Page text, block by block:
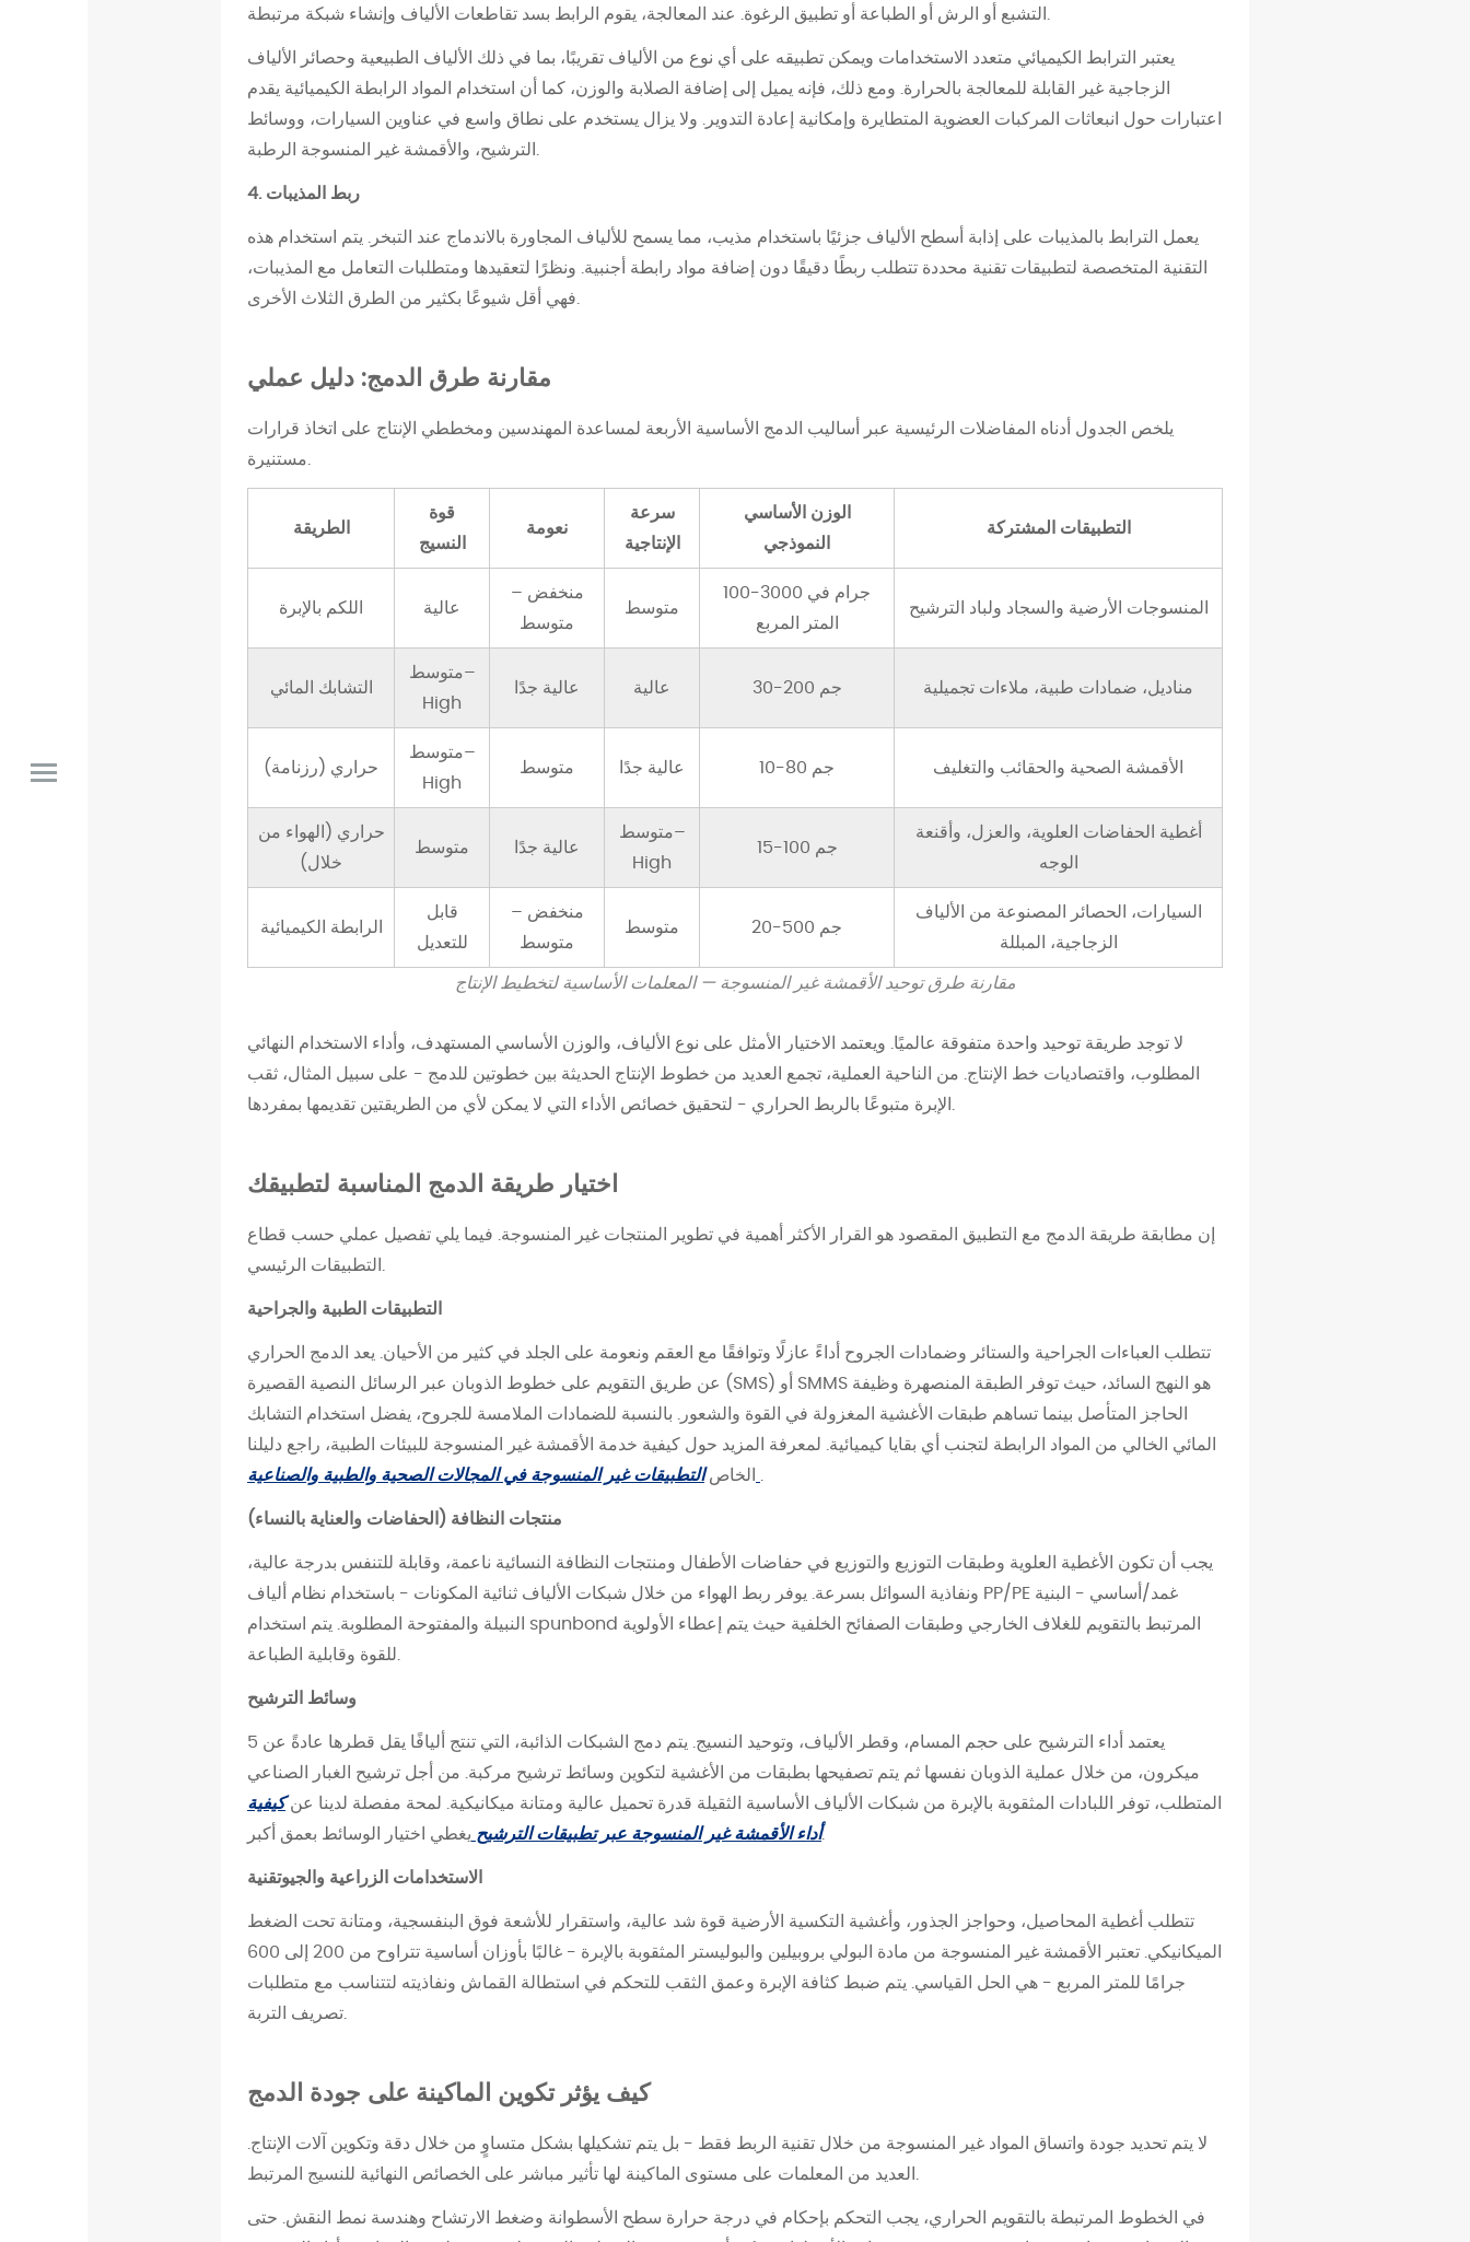
ل
ر
ئ
ي
س
ة
ل
ت
د
ل
و
ا
ن
س
.
1
.
م
ي
ك
ن
ي
ك
ي
2
.
.
ا
ل
د
ج
ا
ح
ر
ر
ي
.
3
ا
د
م
يعتبر الترابط الكيميائي متعدد الاستخدامات ويمكن تطبيقه على أي نوع من الألياف تقريبًا، بما في ذلك الألياف الطبيعية وحصائر الألياف
الزجاجية غير القابلة للمعالجة بالحرارة. ومع ذلك، فإنه يميل إلى إضافة الصلابة والوزن، كما أن استخدام المواد الرابطة الكيميائية يقدم
اعتبارات حول انبعاثات المركبات العضوية المتطايرة وإمكانية إعادة التدوير. ولا يزال يستخدم على نطاق واسع في عناوين السيارات، ووسائط
4. ربط المذيبات
يعمل الترابط بالمذيبات على إذابة أسطح الألياف جزئيًا باستخدام مذيب، مما يسمح للألياف المجاورة بالاندماج عند التبخر. يتم استخدام هذه
التقنية المتخصصة لتطبيقات تقنية محددة تتطلب ربطًا دقيقًا دون إضافة مواد رابطة أجنبية. ونظرًا لتعقيدها ومتطلبات التعامل مع المذيبات،
مقارنة طرق الدمج: دليل عملي
يلخص الجدول أدناه المفاضلات الرئيسية عبر أساليب الدمج الأساسية الأربعة لمساعدة المهندسين ومخططي الإنتاج على اتخاذ قرارات
مقارنة طرق توحيد الأقمشة غير المنسوجة — المعلمات الأساسية لتخطيط الإنتاج
الطريقة
قوة
النسيج
نعومة
سرعة
الإنتاجية
الوزن الأساسي
النموذجي
التطبيقات المشتركة
اللكم بالإبرة عالية
منخفض –
متوسط
متوسط
100-3000 جرام في
المتر المربع
المنسوجات الأرضية والسجاد ولباد الترشيح
التشابك المائي
متوسط–
High
عالية جدًا عالية 30-200 جم مناديل، ضمادات طبية، ملاءات تجميلية
حراري (رزنامة)
متوسط–
High
متوسط عالية جدًا 10-80 جم الأقمشة الصحية والحقائب والتغليف
حراري (الهواء من
خلال)
متوسط عالية جدًا
متوسط–
High
15-100 جم
أغطية الحفاضات العلوية، والعزل، وأقنعة
الوجه
الرابطة الكيميائية
قابل
للتعديل
منخفض –
متوسط
متوسط 20-500 جم
السيارات، الحصائر المصنوعة من الألياف
الزجاجية، المبللة
لا توجد طريقة توحيد واحدة متفوقة عالميًا. ويعتمد الاختيار الأمثل على نوع الألياف، والوزن الأساسي المستهدف، وأداء الاستخدام النهائي
المطلوب، واقتصاديات خط الإنتاج. من الناحية العملية، تجمع العديد من خطوط الإنتاج الحديثة بين خطوتين للدمج - على سبيل المثال، ثقب
اختيار طريقة الدمج المناسبة لتطبيقك
إن مطابقة طريقة الدمج مع التطبيق المقصود هو القرار الأكثر أهمية في تطوير المنتجات غير المنسوجة. فيما يلي تفصيل عملي حسب قطاع
التطبيقات الطبية والجراحية
تتطلب العباءات الجراحية والستائر وضمادات الجروح أداءً عازلًا وتوافقًا مع العقم ونعومة على الجلد في كثير من الأحيان. يعد الدمج الحراري
عن طريق التقويم على خطوط الذوبان عبر الرسائل النصية القصيرة (SMS) أو SMMS هو النهج السائد، حيث توفر الطبقة المنصهرة وظيفة
الحاجز المتأصل بينما تساهم طبقات الأغشية المغزولة في القوة والشعور. بالنسبة للضمادات الملامسة للجروح، يفضل استخدام التشابك
المائي الخالي من المواد الرابطة لتجنب أي بقايا كيميائية. لمعرفة المزيد حول كيفية خدمة الأقمشة غير المنسوجة للبيئات الطبية، راجع دليلنا
الخاص
منتجات النظافة (الحفاضات والعناية بالنساء)
يجب أن تكون الأغطية العلوية وطبقات التوزيع والتوزيع في حفاضات الأطفال ومنتجات النظافة النسائية ناعمة، وقابلة للتنفس بدرجة عالية،
ونفاذية السوائل بسرعة. يوفر ربط الهواء من خلال شبكات الألياف ثنائية المكونات - باستخدام نظام ألياف PP/PE غمد/أساسي - البنية
النبيلة والمفتوحة المطلوبة. يتم استخدام spunbond المرتبط بالتقويم للغلاف الخارجي وطبقات الصفائح الخلفية حيث يتم إعطاء الأولوية
وسائط الترشيح
يعتمد أداء الترشيح على حجم المسام، وقطر الألياف، وتوحيد النسيج. يتم دمج الشبكات الذائبة، التي تنتج أليافًا يقل قطرها عادةً عن 5
ميكرون، من خلال عملية الذوبان نفسها ثم يتم تصفيحها بطبقات من الأغشية لتكوين وسائط ترشيح مركبة. من أجل ترشيح الغبار الصناعي
المتطلب، توفر اللبادات المثقوبة بالإبرة من شبكات الألياف الأساسية الثقيلة قدرة تحميل عالية ومتانة ميكانيكية. لمحة مفصلة لدينا عنكيفية
أداء الأقمشة غير المنسوجة عبر تطبيقات الترشيحيغطي اختيار الوسائط بعمق أكبر.
الاستخدامات الزراعية والجيوتقنية
تتطلب أغطية المحاصيل، وحواجز الجذور، وأغشية التكسية الأرضية قوة شد عالية، واستقرار للأشعة فوق البنفسجية، ومتانة تحت الضغط
الميكانيكي. تعتبر الأقمشة غير المنسوجة من مادة البولي بروبيلين والبوليستر المثقوبة بالإبرة - غالبًا بأوزان أساسية تتراوح من 200 إلى 600
جرامًا للمتر المربع - هي الحل القياسي. يتم ضبط كثافة الإبرة وعمق الثقب للتحكم في استطالة القماش ونفاذيته لتتناسب مع متطلبات
كيف يؤثر تكوين الماكينة على جودة الدمج
لا يتم تحديد جودة واتساق المواد غير المنسوجة من خلال تقنية الربط فقط - بل يتم تشكيلها بشكل متساوٍ من خلال دقة وتكوين آلات الإنتاج.
في الخطوط المرتبطة بالتقويم الحراري، يجب التحكم بإحكام في درجة حرارة سطح الأسطوانة وضغط الارتشاح وهندسة نمط النقش. حتى